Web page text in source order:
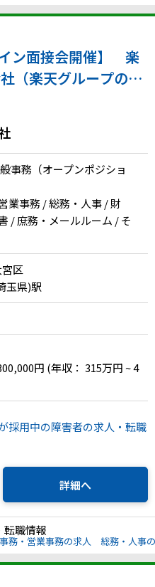
イン面接会開催】 楽
（楽天グループの特
わらずチャレンジ
事務（オープンポジショ
業事務 / 総務・人事 / 財
/ 庶務・メールルーム / そ
区
大宮(埼玉県)駅
円 (年収： 315万円 ~ 4
採用中の障害者の求人・転職
詳細へ
転職情報
務・営業事務の求人 総務・人事